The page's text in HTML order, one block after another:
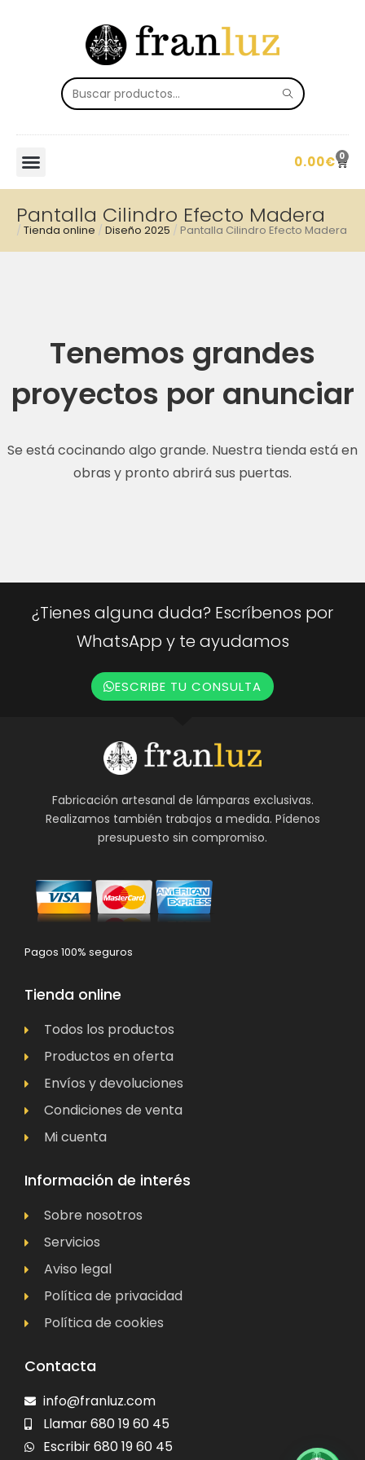
0.00€ 0
Pantalla Cilindro Efecto Madera
/ Tienda online / Diseño 2025 / Pantalla Cilindro Efecto Madera
Tenemos grandes
proyectos por anunciar
Se está cocinando algo grande. Nuestra tienda está en
obras y pronto abrirá sus puertas.
¿Tienes alguna duda? Escríbenos por
WhatsApp y te ayudamos
ESCRIBE TU CONSULTA
Fabricación artesanal de lámparas exclusivas.
Realizamos también trabajos a medida. Pídenos
presupuesto sin compromiso.
Pagos 100% seguros
Tienda online
Todos los productos
Productos en oferta
Envíos y devoluciones
Condiciones de venta
Mi cuenta
Información de interés
Sobre nosotros
Servicios
Aviso legal
Política de privacidad
Política de cookies
Contacta
info@franluz.com
Llamar 680 19 60 45
Escribir 680 19 60 45